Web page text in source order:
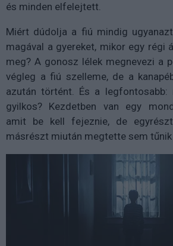
és minden elfelejtett.
Miért dúdolja a fiú mindig
magával a gyereket, mikor egy régi
meg? A gonosz lélek megnevezi a
végleg a fiú szelleme, de a
azután történt. És a
gyilkos? Kezdetben van egy
amit be kell fejeznie, de
másrészt miután megtette sem tűnik